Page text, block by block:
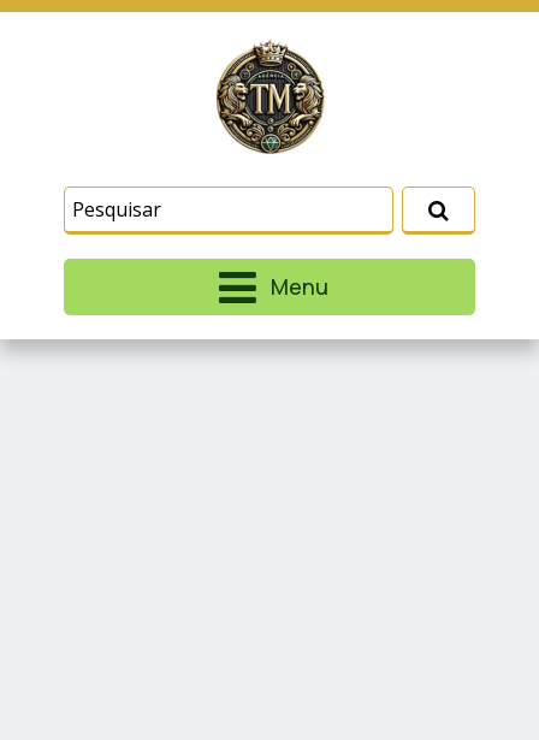
Menu
similares para lembrar e entender como você usa
nosso site, analisar seu uso de nossos produtos
e serviços, ajudar com nossos esforços de
marketing e fornecer conteúdo de terceiros. Leia
Termos e CondiçõesePolítica de